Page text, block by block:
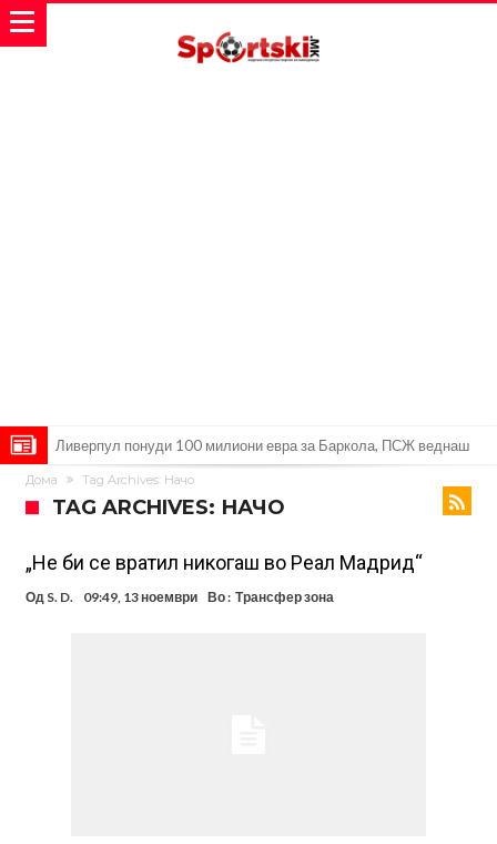
Јувентус се насочил кон напаѓач на Манчестер Јунајтед
Модриќ откри што го натерало да остане во Милан
Арсенал и Њукасл веќе се договорија, Гимарејш заминува
АРСЕНАЛ ГО ЛАДИ ШАМПАЊОТ: Винисиус на праг на Лондон!
Дома Tag Archives: Начо
TAG ARCHIVES: НАЧО
„Не би се вратил никогаш во Реал Мадрид“
Од S. D. 09:49, 13 ноември Во : Трансфер зона